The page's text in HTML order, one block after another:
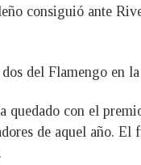
consiguió ante
del Flamengo en
quedado con el
de aquel año. El